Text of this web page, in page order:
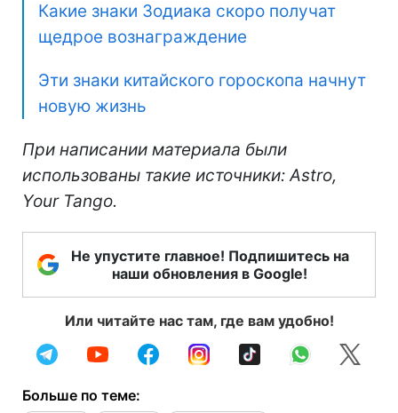
Какие знаки Зодиака скоро получат
щедрое вознаграждение
Эти знаки китайского гороскопа начнут
новую жизнь
При написании материала были
использованы такие источники: Astro,
Your Tango.
Не упустите главное! Подпишитесь на
наши обновления в Google!
Или читайте нас там, где вам удобно!
Больше по теме: